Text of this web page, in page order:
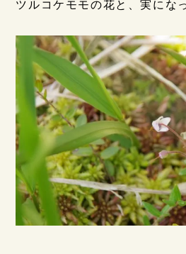
ツルコケモモの花と、実にな